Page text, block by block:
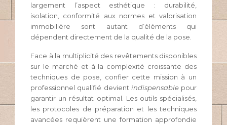
largement l’aspect esthétique : durabilité,
isolation, conformité aux normes et valorisation
immobilière sont autant d’éléments qui
dépendent directement de la qualité de la pose.
Face à la multiplicité des revêtements disponibles
sur le marché et à la complexité croissante des
techniques de pose, confier cette mission à un
professionnel qualifié devient indispensablepour
garantir un résultat optimal. Les outils spécialisés,
les protocoles de préparation et les techniques
avancées requièrent une formation approfondie